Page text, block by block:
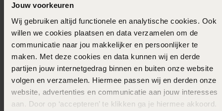
Jouw voorkeuren
Wij gebruiken altijd functionele en analytische cookies. Ook
willen we cookies plaatsen en data verzamelen om de
communicatie naar jou makkelijker en persoonlijker te
maken. Met deze cookies en data kunnen wij en derde
partijen jouw internetgedrag binnen en buiten onze website
volgen en verzamelen. Hiermee passen wij en derden onze
website, advertenties en communicatie aan jouw interesses
aan. Door op ‘accepteren’ te klikken ga je hiermee akkoord.
20-12-2024 - Bea
11-12-2023 - J. L. B.